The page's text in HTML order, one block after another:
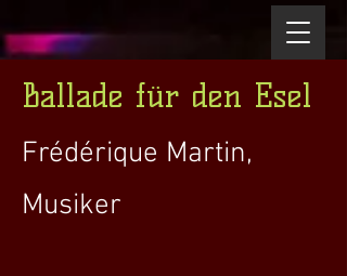
Ballade für den Esel
Frédérique Martin,
Musiker